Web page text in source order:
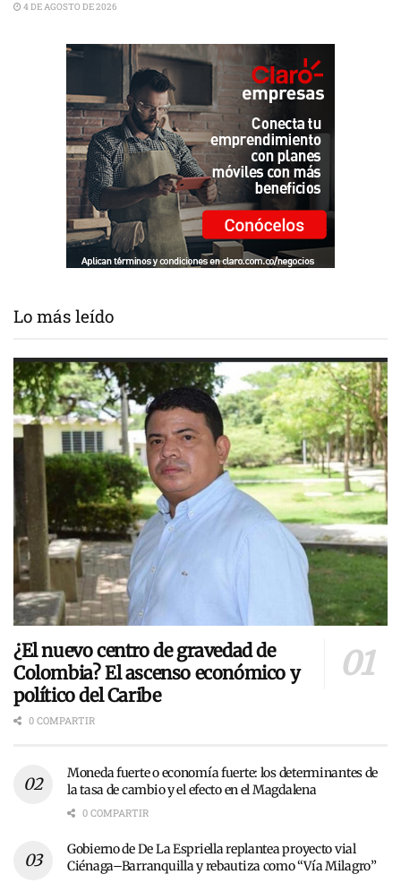
4 DE AGOSTO DE 2026
Lo más leído
¿El nuevo centro de gravedad de
Colombia? El ascenso económico y
político del Caribe
0 COMPARTIR
Moneda fuerte o economía fuerte: los determinantes de
la tasa de cambio y el efecto en el Magdalena
0 COMPARTIR
Gobierno de De La Espriella replantea proyecto vial
Ciénaga–Barranquilla y rebautiza como “Vía Milagro”